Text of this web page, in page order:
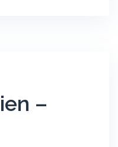
–